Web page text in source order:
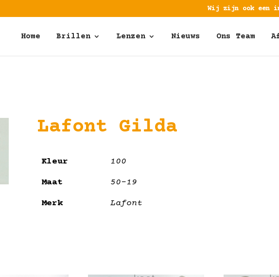
Wij zijn ook een
Home Brillen Lenzen Nieuws Ons Team
Lafont Gilda
Kleur 100
Maat 50-19
Merk Lafont